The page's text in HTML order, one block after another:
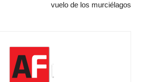
vuelo de los murciélagos